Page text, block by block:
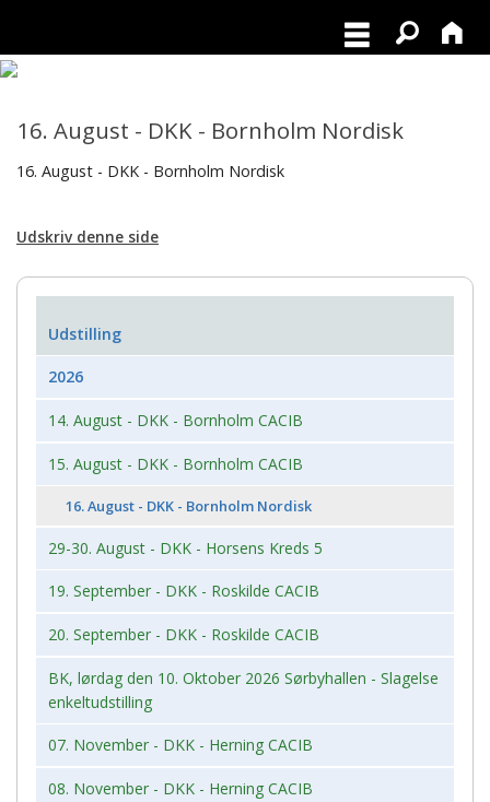
16. August - DKK - Bornholm Nordisk
16. August - DKK - Bornholm Nordisk
Udskriv denne side
Udstilling
2026
14. August - DKK - Bornholm CACIB
15. August - DKK - Bornholm CACIB
16. August - DKK - Bornholm Nordisk
29-30. August - DKK - Horsens Kreds 5
19. September - DKK - Roskilde CACIB
20. September - DKK - Roskilde CACIB
BK, lørdag den 10. Oktober 2026 Sørbyhallen - Slagelse
enkeltudstilling
07. November - DKK - Herning CACIB
08. November - DKK - Herning CACIB